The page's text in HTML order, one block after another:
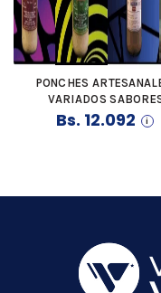
COMPRAR
PONCHES
VARIADOS
Bs. 12.092